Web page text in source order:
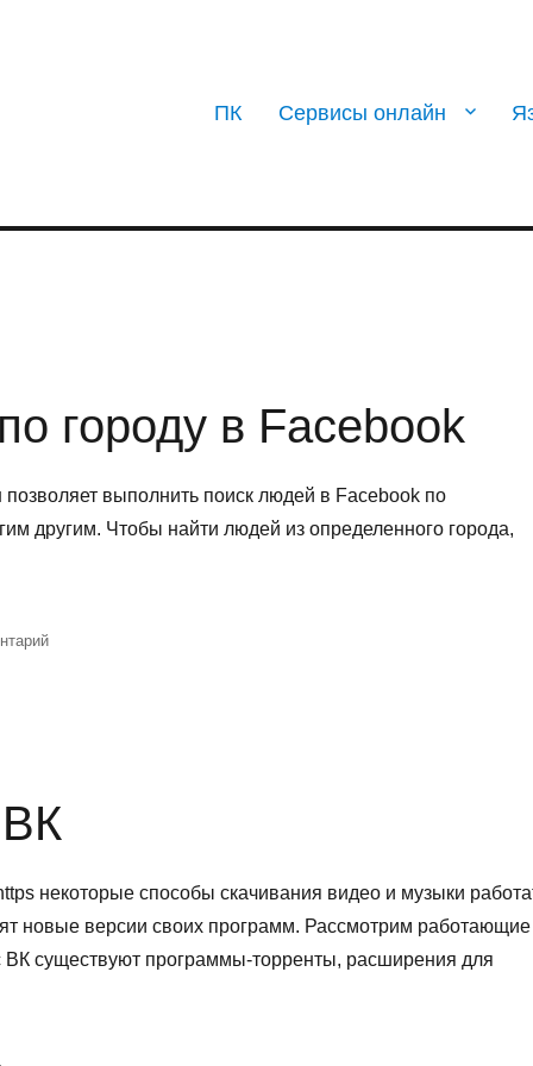
ПК Сервисы онлайн
городу в Facebook
выполнить поиск людей в Facebook по
другим. Чтобы найти людей из определенного города,
к
в
Facebook
ВК
некоторые способы скачивания видео и музыки
новые версии своих программ. Рассмотрим работающие
ВК существуют программы-торренты, расширения для